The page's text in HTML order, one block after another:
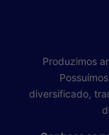
Produzimos
diversificado,